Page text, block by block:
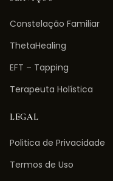
Constelação Familiar
ThetaHealing
EFT – Tapping
Terapeuta Holística
LEGAL
Politica de Privacidade
Termos de Uso